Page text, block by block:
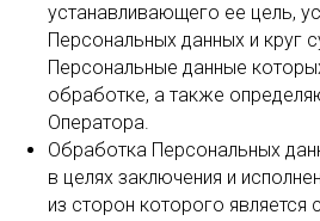
устанавливающего ее цель,
Персональных данных и круг
Персональные данные
обработке, а также
Оператора.
Обработка Персональных
в целях заключения и
из сторон которого является